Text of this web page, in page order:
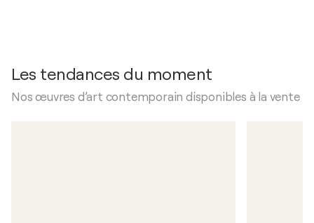
Les tendances du moment
Nos œuvres d’art contemporain disponibles à la vente